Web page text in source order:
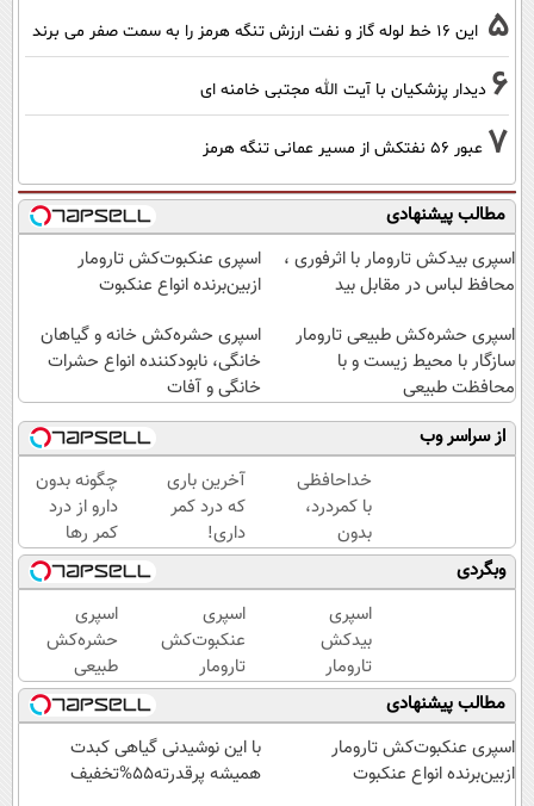
5 این 16 خط لوله گاز و نفت ارزش تنگه هرمز را به سمت صفر می برند
6 دیدار پزشکیان با آیت الله مجتبی خامنه ای
7 عبور ۵۶ نفتکش از مسیر عمانی تنگه هرمز
مطالب پیشنهادی
اسپری بیدکش تارومار با اثرفوری ،
محافظ لباس در مقابل بید
اسپری عنکبوت‌‌کش تارومار
ازبین‌برنده انواع عنکبوت
اسپری حشره‌کش طبیعی تارومار
سازگار با محیط زیست و با
محافظت طبیعی
اسپری حشره‌کش خانه و گیاهان
خانگی، نابودکننده انواع حشرات
خانگی و آفات
از سراسر وب
خداحافظی
با کمردرد،
بدون
قرص و
آمپول
آخرین باری
که درد کمر
داری!
◗پرسش‌نامه
رو پر کن◖
چگونه بدون
دارو از درد
کمر رها
شوید؟
(◂پرسش‌نامه
رو پرکن)
وبگردی
اسپری
بیدکش
تارومار
با
اثرفوری
،
محافظ
اسپری
عنکبوت‌‌کش
تارومار
ازبین‌برنده
انواع
عنکبوت
اسپری
حشره‌کش
طبیعی
تارومار
سازگار با
محیط
زیست و با
مطالب پیشنهادی
اسپری عنکبوت‌‌کش تارومار
ازبین‌برنده انواع عنکبوت
با این نوشیدنی گیاهی کبدت
همیشه پرقدرته55%تخفیف